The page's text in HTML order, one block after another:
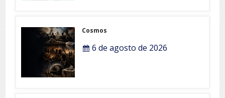
Cosmos
6 de agosto de 2026